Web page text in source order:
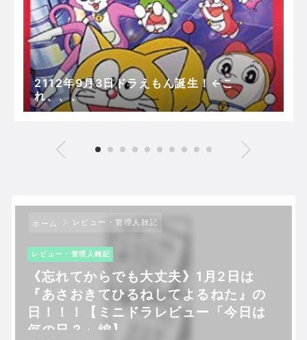
2112年9月3日ドラえもん誕生！←こ
れ、、、
ホーム レビュー・管理人雑記
レビュー・管理人雑記
《忘れてからでも大丈夫》1月2日は
『あさおきてひるねしてよるねた』の
日！！！【ミニドラレビュー「今日は
何の日？」編】